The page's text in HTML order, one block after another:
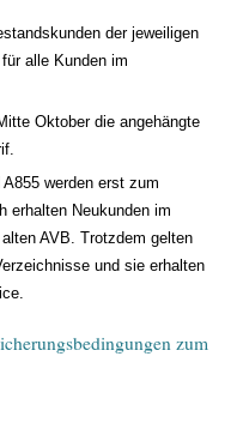
der jeweiligen
alle Kunden im
Oktober die angehängte
werden erst zum
erhalten Neukunden im
AVB. Trotzdem gelten
und sie erhalten
zum